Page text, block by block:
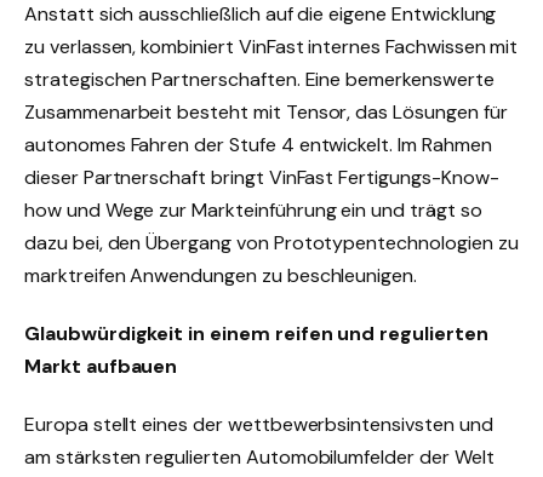
Anstatt sich ausschließlich auf die eigene Entwicklung
zu verlassen, kombiniert VinFast internes Fachwissen mit
strategischen Partnerschaften. Eine bemerkenswerte
Zusammenarbeit besteht mit Tensor, das Lösungen für
autonomes Fahren der Stufe 4 entwickelt. Im Rahmen
dieser Partnerschaft bringt VinFast Fertigungs-Know-
how und Wege zur Markteinführung ein und trägt so
dazu bei, den Übergang von Prototypentechnologien zu
marktreifen Anwendungen zu beschleunigen.
Glaubwürdigkeit in einem reifen und regulierten
Markt aufbauen
Europa stellt eines der wettbewerbsintensivsten und
am stärksten regulierten Automobilumfelder der Welt